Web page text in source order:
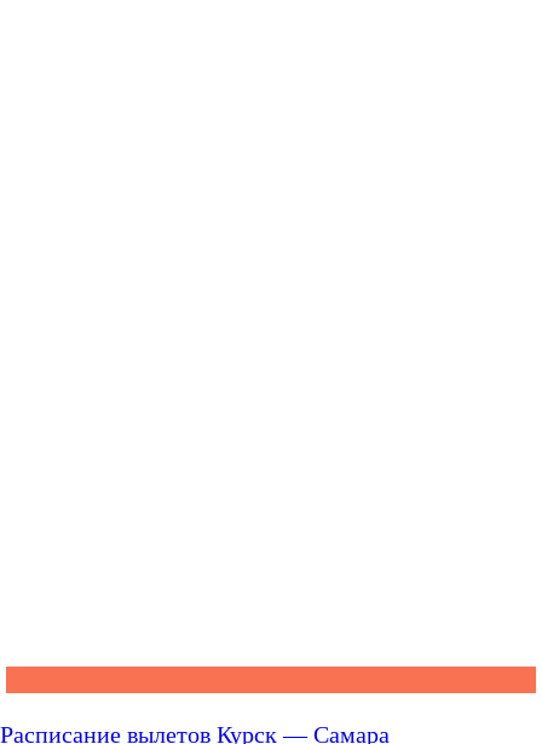
Расписание вылетов Курск — Самара